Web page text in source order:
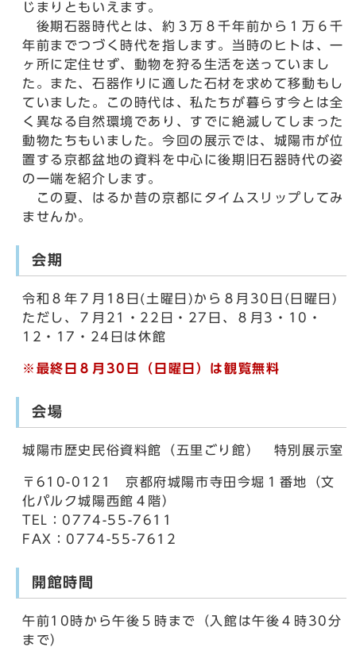
じまりともいえます。
後期石器時代とは、約３万８千年前から１万６千
年前までつづく時代を指します。当時のヒトは、一
ヶ所に定住せず、動物を狩る生活を送っていまし
た。また、石器作りに適した石材を求めて移動もし
ていました。この時代は、私たちが暮らす今とは全
く異なる自然環境であり、すでに絶滅してしまった
動物たちもいました。今回の展示では、城陽市が位
置する京都盆地の資料を中心に後期旧石器時代の姿
の一端を紹介します。
この夏、はるか昔の京都にタイムスリップしてみ
ませんか。
会期
令和８年７月18日(土曜日)から８月30日(日曜日)
ただし、７月21・22日・27日、８月3・10・
12・17・24日は休館
※最終日８月30日（日曜日）は観覧無料
会場
城陽市歴史民俗資料館（五里ごり館） 特別展示室
〒610-0121 京都府城陽市寺田今堀１番地（文
化パルク城陽西館４階）
TEL：0774-55-7611
FAX：0774-55-7612
開館時間
午前10時から午後５時まで（入館は午後４時30分
まで）